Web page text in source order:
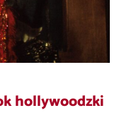
hollywoodzki